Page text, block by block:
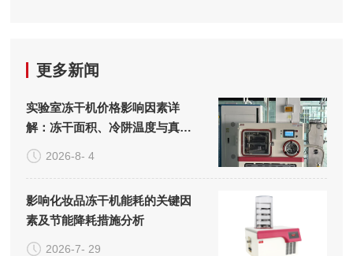
更多新闻
实验室冻干机价格影响因素详
解：冻干面积、冷阱温度与真空
系统的成本构成
2026-8- 4
影响化妆品冻干机能耗的关键因
素及节能降耗措施分析
2026-7- 29